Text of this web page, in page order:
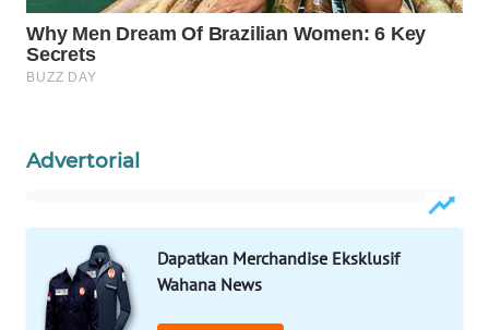
Advertorial
Dapatkan Merchandise Eksklusif
Wahana News
Wahana
Media
Group
WAHANA
ADVOKAT